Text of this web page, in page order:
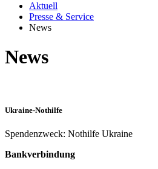
Aktuell
Presse & Service
News
News
Ukraine-Nothilfe
Spendenzweck: Nothilfe Ukraine
Bankverbindung